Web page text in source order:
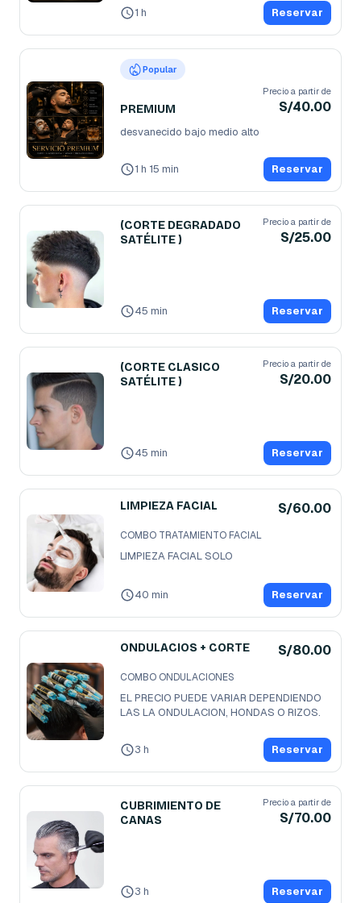
1 h Reservar
Popular
PREMIUM
Precio a partir de
S/40.00
desvanecido bajo medio alto
1 h 15 min Reservar
(CORTE DEGRADADO
SATÉLITE )
Precio a partir de
S/25.00
45 min Reservar
(CORTE CLASICO
SATÉLITE )
Precio a partir de
S/20.00
45 min Reservar
LIMPIEZA FACIAL S/60.00
COMBO TRATAMIENTO FACIAL
LIMPIEZA FACIAL SOLO
40 min Reservar
ONDULACIOS + CORTE S/80.00
COMBO ONDULACIONES
EL PRECIO PUEDE VARIAR DEPENDIENDO
LAS LA ONDULACION, HONDAS O RIZOS.
3 h Reservar
CUBRIMIENTO DE
CANAS
Precio a partir de
S/70.00
3 h Reservar